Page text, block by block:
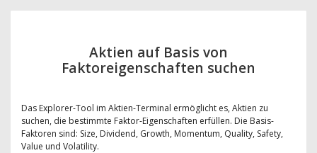
Aktien auf Basis von
Faktoreigenschaften suchen
Das Explorer-Tool im Aktien-Terminal ermöglicht es, Aktien zu
suchen, die bestimmte Faktor-Eigenschaften erfüllen. Die Basis-
Faktoren sind: Size, Dividend, Growth, Momentum, Quality, Safety,
Value und Volatility.